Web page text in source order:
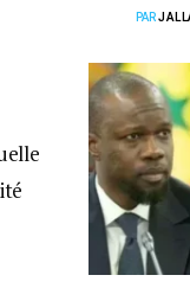
PAR